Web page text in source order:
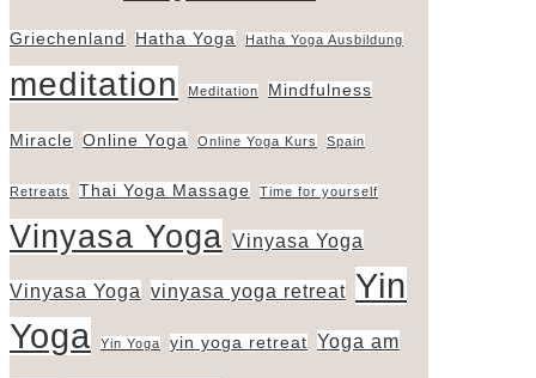
Griechenland Hatha Yoga Hatha Yoga Ausbildung
meditation Meditation Mindfulness
Miracle Online Yoga Online Yoga Kurs Spain
Retreats Thai Yoga Massage Time for yourself
Vinyasa Yoga Vinyasa Yoga
Vinyasa Yoga vinyasa yoga retreat Yin
Yoga
Yin Yoga yin yoga retreat Yoga am